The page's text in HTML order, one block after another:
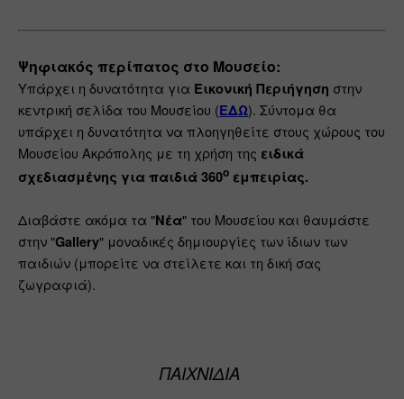
Ψηφιακός περίπατος στο Μουσείο:
Υπάρχει η δυνατότητα για Εικονική Περιήγηση στην
κεντρική σελίδα του Μουσείου (ΕΔΩ). Σύντομα θα
υπάρχει η δυνατότητα να πλοηγηθείτε στους χώρους του
Μουσείου Ακρόπολης με τη χρήση της ειδικά
σχεδιασμένης για παιδιά 360o εμπειρίας.
Διαβάστε ακόμα τα "Νέα" του Μουσείου και θαυμάστε
στην "Gallery" μοναδικές δημιουργίες των ίδιων των
παιδιών (μπορείτε να στείλετε και τη δική σας
ζωγραφιά).
ΠΑΙΧΝΙΔΙΑ